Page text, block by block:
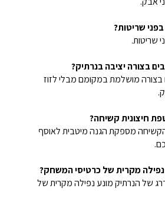
שריטות?
שריטות.
בצורה יציבה בנרתיק?
בצורה מושלמת במקומם מבלי לזוז
חיצונית קשיחה?
מספקת הגנה מיטבית לאוסף
נפילה מקרית של כרטיסי המשחק?
של הנרתיק מונע נפילה מקרית של